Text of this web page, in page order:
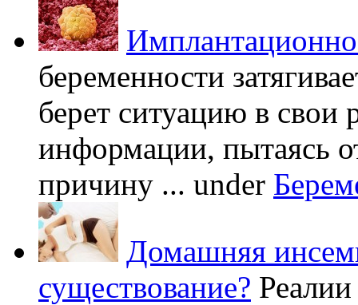
беременности
берет ситуацию в свои
информации, пытаясь
причину ... under
Домашняя
существование?